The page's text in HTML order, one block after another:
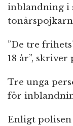
inblandning i
”De tre
18 år”, skriver
Tre unga
för
Enligt